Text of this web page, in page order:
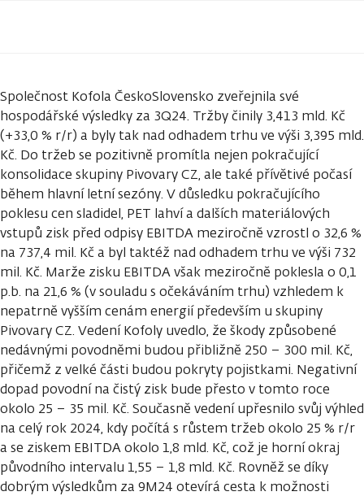
Společnost Kofola ČeskoSlovensko zveřejnila své
hospodářské výsledky za 3Q24. Tržby činily 3,413 mld. Kč
(+33,0 % r/r) a byly tak nad odhadem trhu ve výši 3,395 mld.
Kč. Do tržeb se pozitivně promítla nejen pokračující
konsolidace skupiny Pivovary CZ, ale také přívětivé počasí
během hlavní letní sezóny. V důsledku pokračujícího
poklesu cen sladidel, PET lahví a dalších materiálových
vstupů zisk před odpisy EBITDA meziročně vzrostl o 32,6 %
na 737,4 mil. Kč a byl taktéž nad odhadem trhu ve výši 732
mil. Kč. Marže zisku EBITDA však meziročně poklesla o 0,1
p.b. na 21,6 % (v souladu s očekáváním trhu) vzhledem k
nepatrně vyšším cenám energií především u skupiny
Pivovary CZ. Vedení Kofoly uvedlo, že škody způsobené
nedávnými povodněmi budou přibližně 250 – 300 mil. Kč,
přičemž z velké části budou pokryty pojistkami. Negativní
dopad povodní na čistý zisk bude přesto v tomto roce
okolo 25 – 35 mil. Kč. Současně vedení upřesnilo svůj výhled
na celý rok 2024, kdy počítá s růstem tržeb okolo 25 % r/r
a se ziskem EBITDA okolo 1,8 mld. Kč, což je horní okraj
původního intervalu 1,55 – 1,8 mld. Kč. Rovněž se díky
dobrým výsledkům za 9M24 otevírá cesta k možnosti